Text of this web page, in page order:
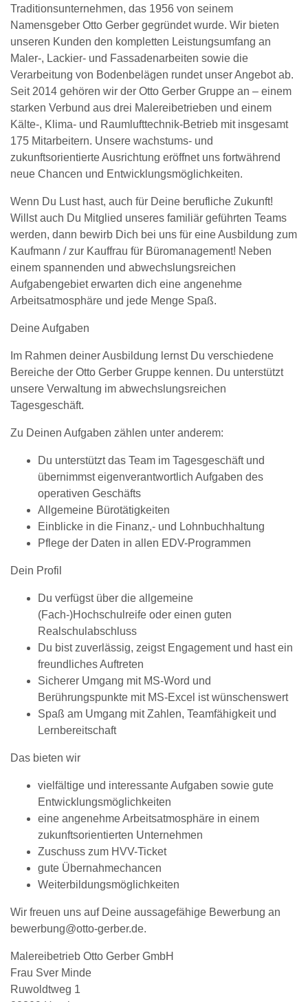
Traditionsunternehmen, das 1956 von seinem
Namensgeber Otto Gerber gegründet wurde. Wir bieten
unseren Kunden den kompletten Leistungsumfang an
Maler-, Lackier- und Fassadenarbeiten sowie die
Verarbeitung von Bodenbelägen rundet unser Angebot ab.
Seit 2014 gehören wir der Otto Gerber Gruppe an – einem
starken Verbund aus drei Malereibetrieben und einem
Kälte-, Klima- und Raumlufttechnik-Betrieb mit insgesamt
175 Mitarbeitern. Unsere wachstums- und
zukunftsorientierte Ausrichtung eröffnet uns fortwährend
neue Chancen und Entwicklungsmöglichkeiten.
Wenn Du Lust hast, auch für Deine berufliche Zukunft!
Willst auch Du Mitglied unseres familiär geführten Teams
werden, dann bewirb Dich bei uns für eine Ausbildung zum
Kaufmann / zur Kauffrau für Büromanagement! Neben
einem spannenden und abwechslungsreichen
Aufgabengebiet erwarten dich eine angenehme
Arbeitsatmosphäre und jede Menge Spaß.
Deine Aufgaben
Im Rahmen deiner Ausbildung lernst Du verschiedene
Bereiche der Otto Gerber Gruppe kennen. Du unterstützt
unsere Verwaltung im abwechslungsreichen
Tagesgeschäft.
Zu Deinen Aufgaben zählen unter anderem:
Du unterstützt das Team im Tagesgeschäft und
übernimmst eigenverantwortlich Aufgaben des
operativen Geschäfts
Allgemeine Bürotätigkeiten
Einblicke in die Finanz,- und Lohnbuchhaltung
Pflege der Daten in allen EDV-Programmen
Dein Profil
Du verfügst über die allgemeine
(Fach-)Hochschulreife oder einen guten
Realschulabschluss
Du bist zuverlässig, zeigst Engagement und hast ein
freundliches Auftreten
Sicherer Umgang mit MS-Word und
Berührungspunkte mit MS-Excel ist wünschenswert
Spaß am Umgang mit Zahlen, Teamfähigkeit und
Lernbereitschaft
Das bieten wir
vielfältige und interessante Aufgaben sowie gute
Entwicklungsmöglichkeiten
eine angenehme Arbeitsatmosphäre in einem
zukunftsorientierten Unternehmen
Zuschuss zum HVV-Ticket
gute Übernahmechancen
Weiterbildungsmöglichkeiten
Wir freuen uns auf Deine aussagefähige Bewerbung an
bewerbung@otto-gerber.de.
Malereibetrieb Otto Gerber GmbH
Frau Sver Minde
Ruwoldtweg 1